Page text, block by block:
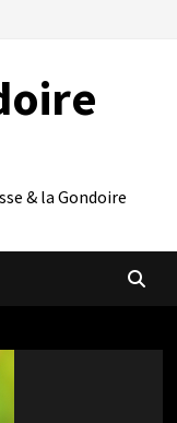
& la Gondoire